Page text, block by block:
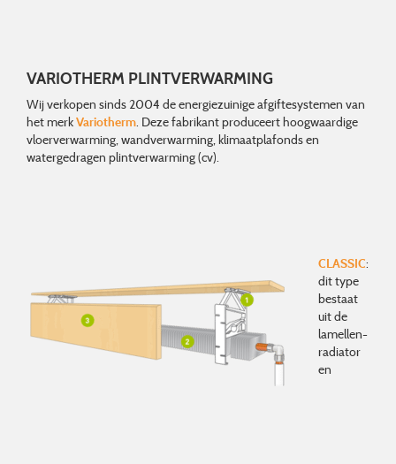
VARIOTHERM PLINTVERWARMING
Wij verkopen sinds 2004 de energiezuinige afgiftesystemen van
het merkVariotherm. Deze fabrikant produceert hoogwaardige
vloerverwarming, wandverwarming, klimaatplafonds en
watergedragen plintverwarming (cv).
CLASSIC:
dit type
bestaat
uit de
lamellen-
radiator
en